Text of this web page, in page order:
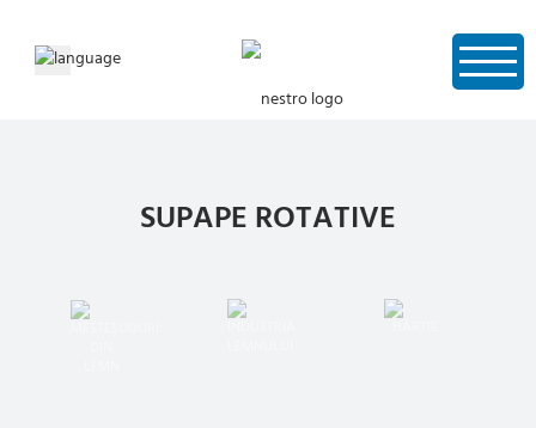
SUPAPE ROTATIVE